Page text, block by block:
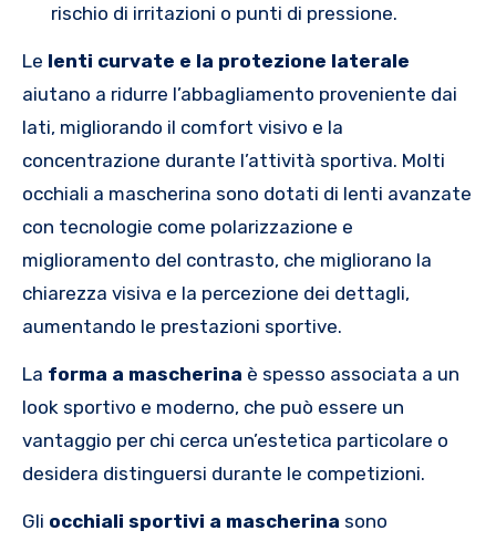
rischio di irritazioni o punti di pressione.
Le lenti curvate e la protezione laterale
aiutano a ridurre l’abbagliamento proveniente dai
lati, migliorando il comfort visivo e la
concentrazione durante l’attività sportiva. Molti
occhiali a mascherina sono dotati di lenti avanzate
con tecnologie come polarizzazione e
miglioramento del contrasto, che migliorano la
chiarezza visiva e la percezione dei dettagli,
aumentando le prestazioni sportive.
La forma a mascherina è spesso associata a un
look sportivo e moderno, che può essere un
vantaggio per chi cerca un’estetica particolare o
desidera distinguersi durante le competizioni.
Gli occhiali sportivi a mascherina sono